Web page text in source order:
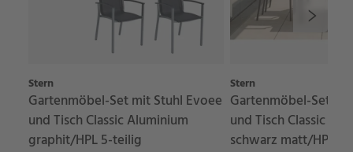
Stern
Gartenmöbel-Set mit Stuhl Evoee
und Tisch Classic Aluminium
graphit/HPL 5-teilig
Stern
Gartenmöbel-Set
und Tisch Classic
schwarz matt/HPL